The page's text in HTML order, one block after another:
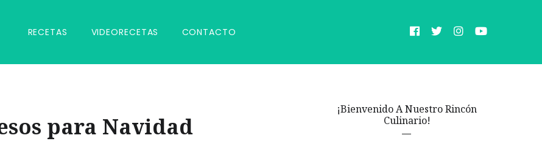
RECETAS VIDEORECETAS CONTACTO
para Navidad
¡Bienvenido A Nuestro Rincón
Culinario!